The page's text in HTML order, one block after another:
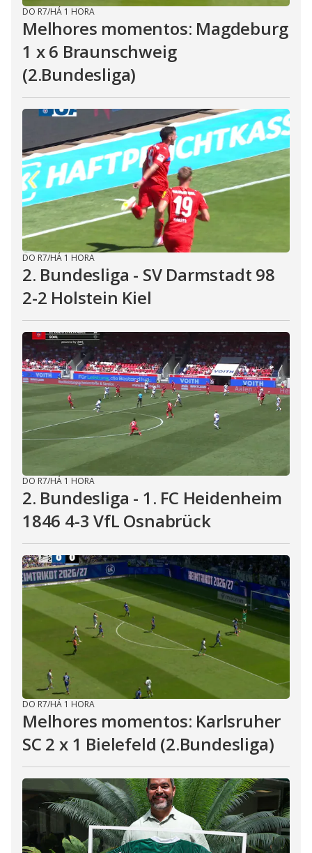
DO R7/HÁ 1 HORA
Melhores momentos: Magdeburg
1 x 6 Braunschweig
(2.Bundesliga)
DO R7/HÁ 1 HORA
2. Bundesliga - SV Darmstadt 98
2-2 Holstein Kiel
DO R7/HÁ 1 HORA
2. Bundesliga - 1. FC Heidenheim
1846 4-3 VfL Osnabrück
DO R7/HÁ 1 HORA
Melhores momentos: Karlsruher
SC 2 x 1 Bielefeld (2.Bundesliga)